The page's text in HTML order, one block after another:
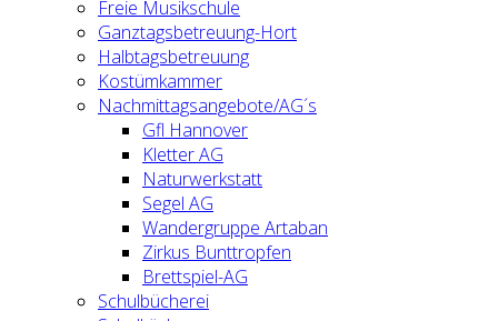
Freie Musikschule
Ganztagsbetreuung-Hort
Halbtagsbetreuung
Kostümkammer
Nachmittagsangebote/AG´s
Gfl Hannover
Kletter AG
Naturwerkstatt
Segel AG
Wandergruppe Artaban
Zirkus Bunttropfen
Brettspiel-AG
Schulbücherei